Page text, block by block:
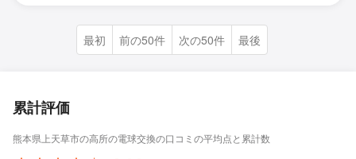
最初 前の50件 次の50件 最後
累計評価
熊本県上天草市の高所の電球交換の口コミの平均点と累計数